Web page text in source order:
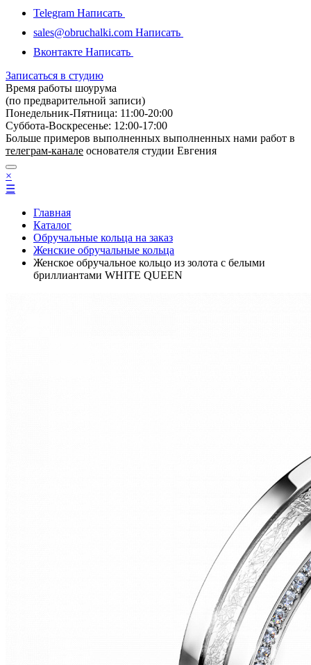
Telegram Написать
sales@obruchalki.com Написать
Вконтакте Написать
Записаться в студию
Время работы шоурума
(по предварительной записи)
Понедельник-Пятница: 11:00-20:00
Суббота-Bоcкресенье: 12:00-17:00
Больше примеров выполненных выполненных нами работ в
телеграм-канале основателя студии Евгения
×
☰
Главная
Каталог
Обручальные кольца на заказ
Женские обручальные кольца
Женское обручальное кольцо из золота с белыми
бриллиантами WHITE QUEEN